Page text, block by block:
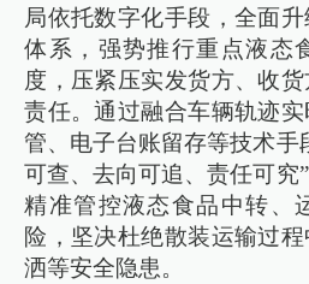
局依托数字化手段，全面
体系，强势推行重点液态
度，压紧压实发货方、收
责任。通过融合车辆轨迹
管、电子台账留存等技术手
可查、去向可追、责任可究
精准管控液态食品中转、
险，坚决杜绝散装运输过
洒等安全隐患。